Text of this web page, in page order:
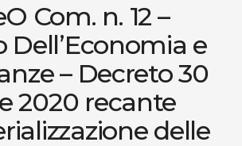
Com. n. 12 –
Dell’Economia e
– Decreto 30
2020 recante
delle